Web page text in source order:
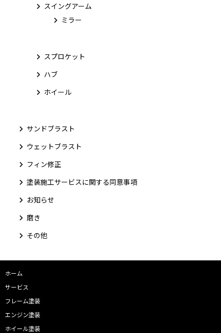
スイングアーム
ミラー
スプロケット
ハブ
ホイール
サンドブラスト
ウェットブラスト
フィン修正
塗装施工サービスに関する同意事項
お知らせ
磨き
その他
ホーム
サービス
フレーム塗装
エンジン塗装
ホイール塗装